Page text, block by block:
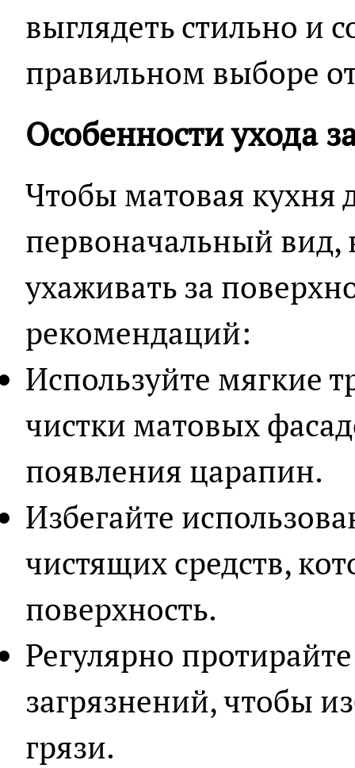
выглядеть стильно и
правильном выборе
Особенности ухода
Чтобы матовая кухня
первоначальный вид,
ухаживать за
рекомендаций:
Используйте мягкие
чистки матовых
появления царапин.
Избегайте
чистящих средств,
поверхность.
Регулярно
загрязнений, чтобы
грязи.